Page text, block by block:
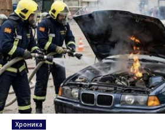
Хроника